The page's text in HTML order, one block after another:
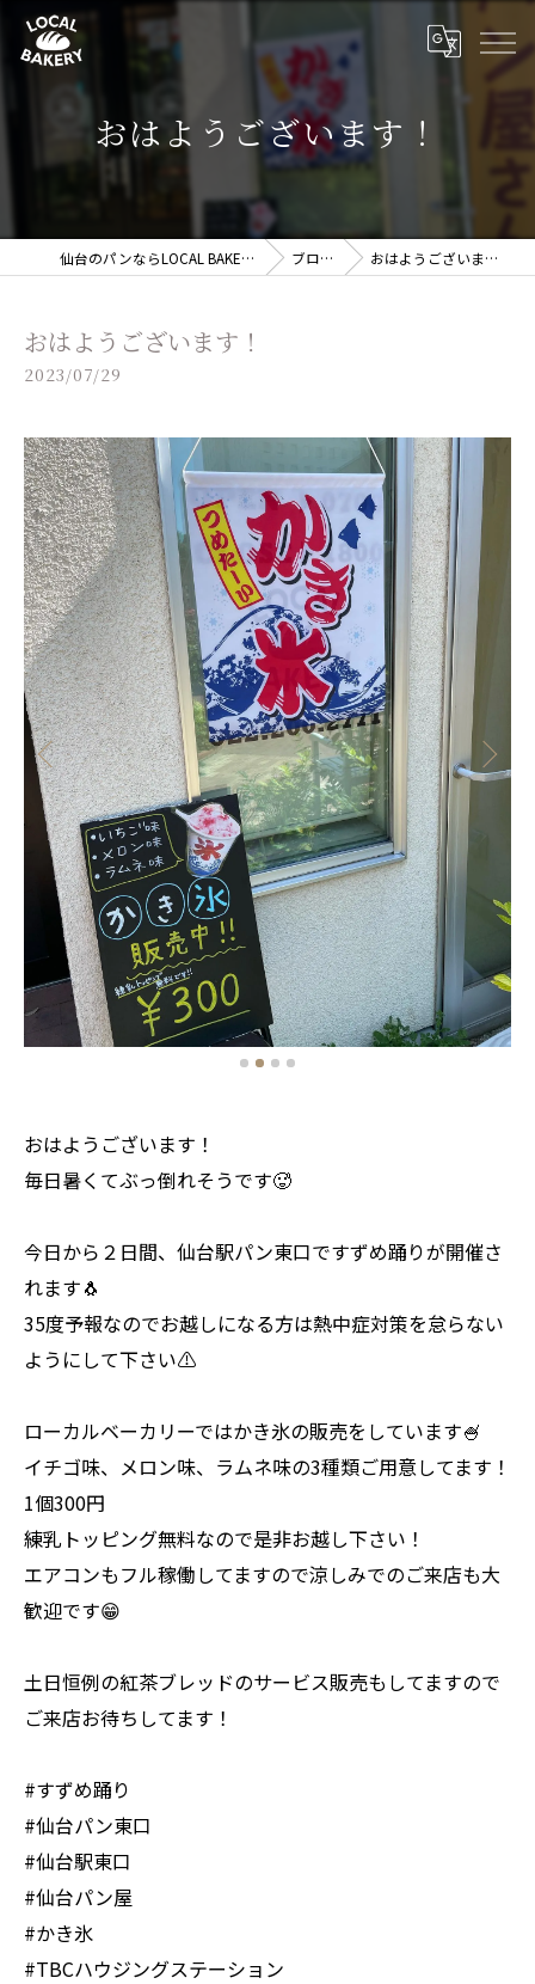
おはようございます！
仙台のパンならLOCAL BAKERY ブログ おはようございます！
おはようございます！
2023/07/29
おはようございます！
毎日暑くてぶっ倒れそうです🥵
今日から２日間、仙台駅パン東口ですずめ踊りが開催さ
れます🐧
35度予報なのでお越しになる方は熱中症対策を怠らない
ようにして下さい⚠️
ローカルベーカリーではかき氷の販売をしています🍧
イチゴ味、メロン味、ラムネ味の3種類ご用意してます！
1個300円
練乳トッピング無料なので是非お越し下さい！
エアコンもフル稼働してますので涼しみでのご来店も大
歓迎です😁
土日恒例の紅茶ブレッドのサービス販売もしてますので
ご来店お待ちしてます！
#すずめ踊り
#仙台パン東口
#仙台駅東口
#仙台パン屋
#かき氷
#TBCハウジングステーション